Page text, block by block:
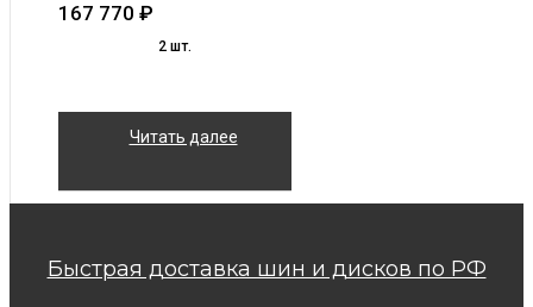
167 770 ₽
2 шт.
Читать далее
Быстрая доставка шин и дисков по РФ